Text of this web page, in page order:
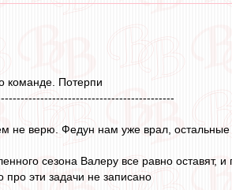
команде. Потерпи
не верю. Федун нам уже врал,
сезона Валеру все равно оставят, и
про эти задачи не записано